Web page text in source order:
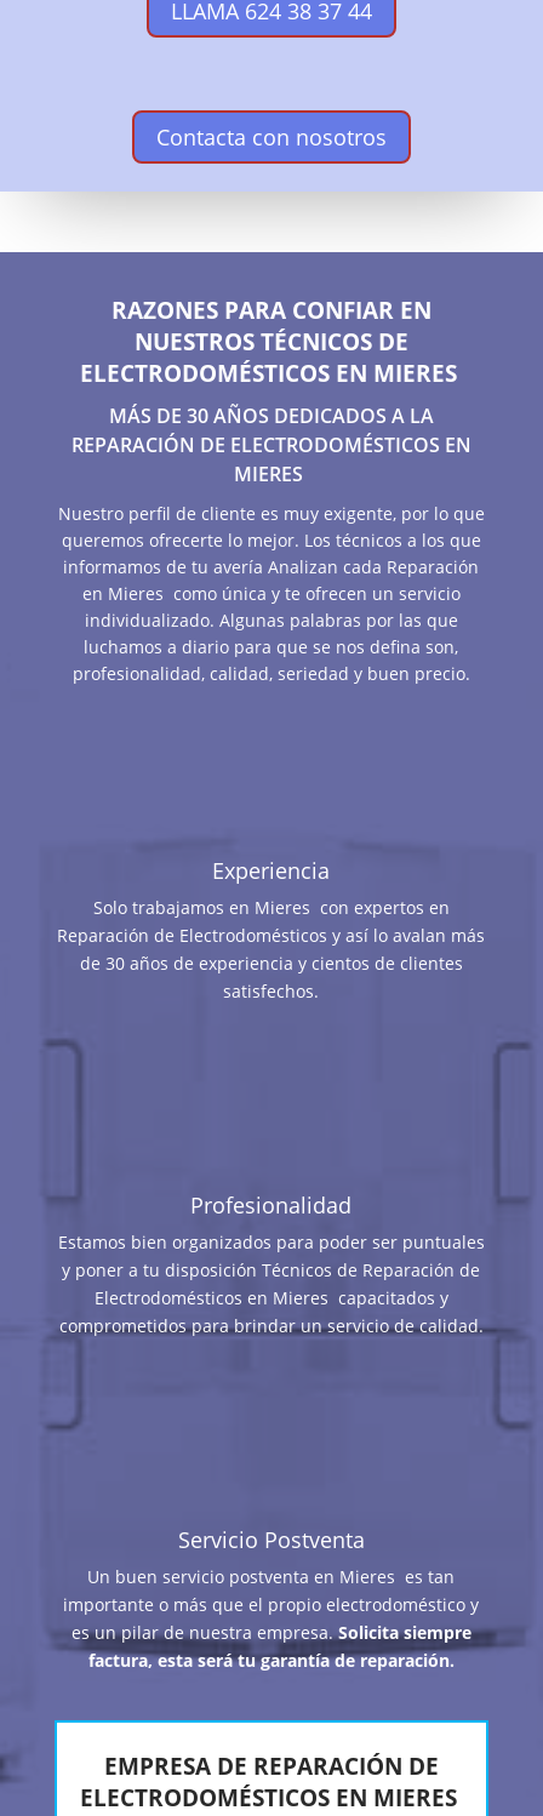
LLAMA 624 38 37 44
Contacta con nosotros
RAZONES PARA CONFIAR EN
NUESTROS TÉCNICOS DE
ELECTRODOMÉSTICOS EN MIERES
MÁS DE 30 AÑOS DEDICADOS A LA
REPARACIÓN DE ELECTRODOMÉSTICOS EN
MIERES
Nuestro perfil de cliente es muy exigente, por lo que
queremos ofrecerte lo mejor. Los técnicos a los que
informamos de tu avería Analizan cada Reparación
en Mieres como única y te ofrecen un servicio
individualizado. Algunas palabras por las que
luchamos a diario para que se nos defina son,
profesionalidad, calidad, seriedad y buen precio.
Experiencia
Solo trabajamos en Mieres con expertos en
Reparación de Electrodomésticos y así lo avalan más
de 30 años de experiencia y cientos de clientes
satisfechos.
Profesionalidad
Estamos bien organizados para poder ser puntuales
y poner a tu disposición Técnicos de Reparación de
Electrodomésticos en Mieres capacitados y
comprometidos para brindar un servicio de calidad.
Servicio Postventa
Un buen servicio postventa en Mieres es tan
importante o más que el propio electrodoméstico y
es un pilar de nuestra empresa.Solicita siempre
factura, esta será tu garantía de reparación.
EMPRESA DE REPARACIÓN DE
ELECTRODOMÉSTICOS EN MIERES